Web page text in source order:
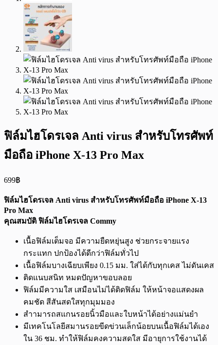
ฟิล์มไฮโดรเจล Anti virus สำหรับโทรศัพท์
มือถือ iPhone X-13 Pro Max
699฿
ฟิล์มไฮโดรเจล Anti virus สำหรับโทรศัพท์มือถือ iPhone X-13
Pro Max
คุณสมบัติ ฟิล์มไฮโดรเจล Commy
เนื้อฟิล์มเต็มจอ มีความยืดหยุ่นสูง ช่วยกระจายแรง
กระแทก ปกป้องได้ดีกว่าฟิล์มทั่วไป
เนื้อฟิล์มบางเฉียบเพียง 0.15 มม. ใส่ได้กับทุกเคส ไม่ดันเคส
ติดแนบสนิท หมดปัญหาขอบลอย
ฟิล์มมีความใส เสมือนไม่ได้ติดฟิล์ม ให้หน้าจอแสดงผล
คมชัด สีสันสดใสทุกมุมมอง
สำามารถสแกนรอยนิ้วมือและใบหน้าได้อย่างแม่นยำ
มีเทคโนโลยีสมานรอยขีดข่วนเล็กน้อยบนเนื้อฟิล์มได้เอง
ใน 36 ชม. ทำให้ฟิล์มคงความสดใส มีอายุการใช้งานได้